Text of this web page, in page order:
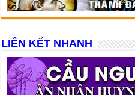
LIÊN KẾT NHANH